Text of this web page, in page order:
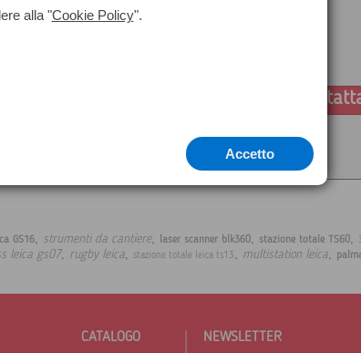
• Robusto e resistente sul cantiere
GS16, strumenti da cantiere, laser scanner blk360, stazione totale TS60,
leica gs07, rugby leica, stazione totale leica ts13, multistation leica,
CATALOGO NEWSLETTER
alla "Cookie Policy".
Accetto